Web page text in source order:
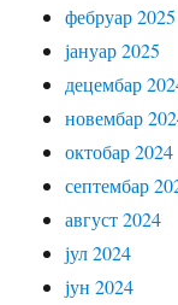
фебруар 2025
јануар 2025
децембар
новембар
октобар 2024
септембар
август 2024
јул 2024
јун 2024